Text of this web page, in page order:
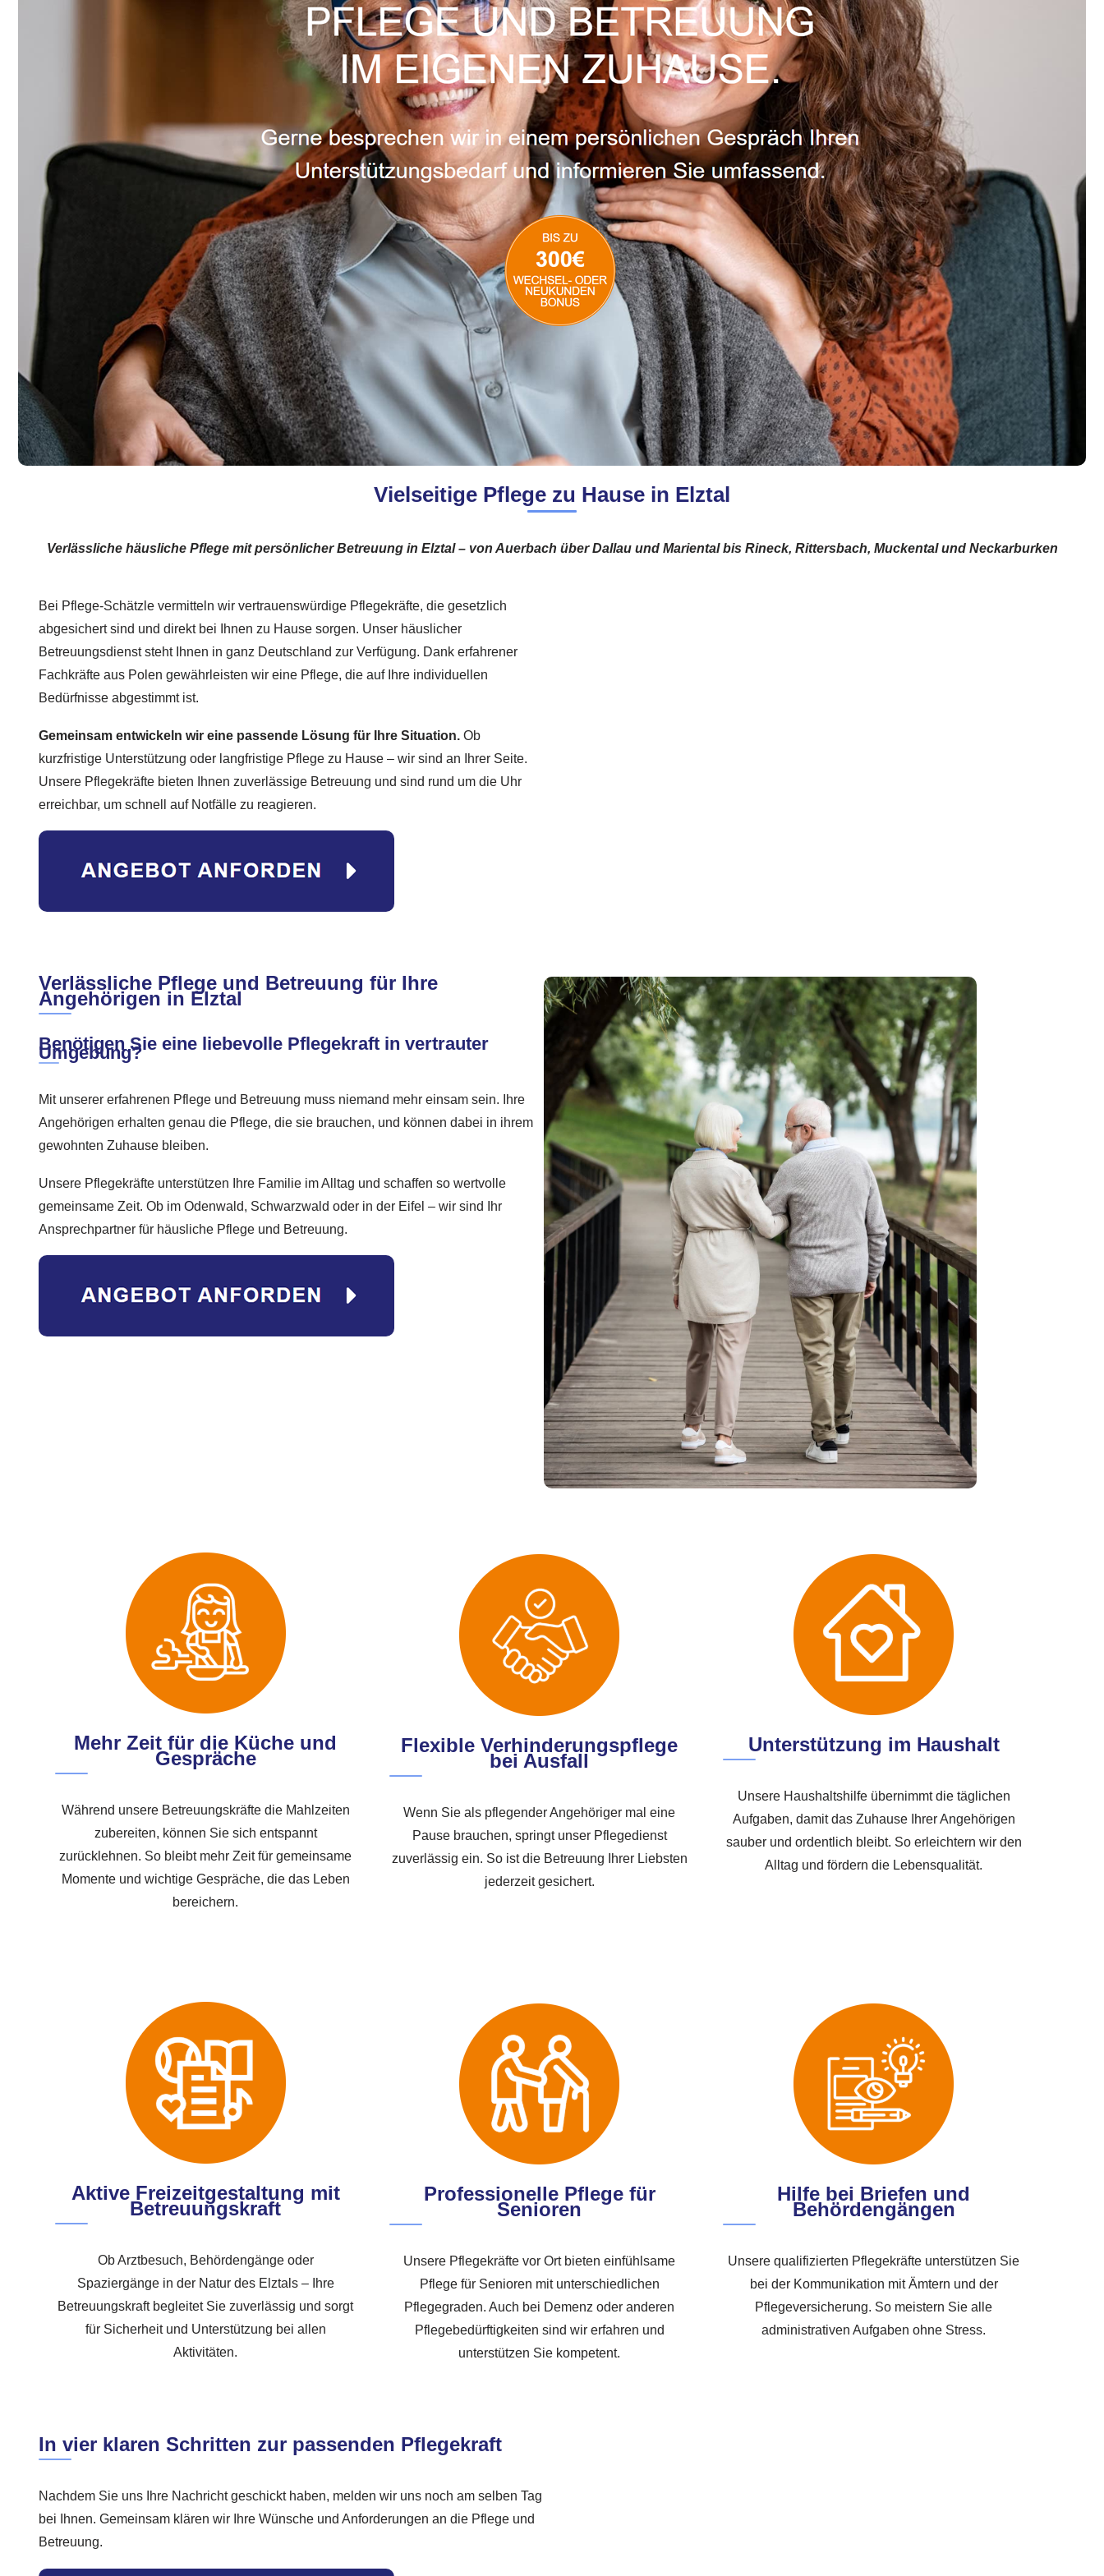
Vielseitige Pflege zu Hause in Elztal
Verlässliche häusliche Pflege mit persönlicher Betreuung in Elztal – von Auerbach über Dallau und Mariental bis Rineck, Rittersbach, Muckental und Neckarburken
Bei Pflege-Schätzle vermitteln wir vertrauenswürdige Pflegekräfte, die gesetzlich
abgesichert sind und direkt bei Ihnen zu Hause sorgen. Unser häuslicher
Betreuungsdienst steht Ihnen in ganz Deutschland zur Verfügung. Dank erfahrener
Fachkräfte aus Polen gewährleisten wir eine Pflege, die auf Ihre individuellen
Bedürfnisse abgestimmt ist.
Gemeinsam entwickeln wir eine passende Lösung für Ihre Situation. Ob
kurzfristige Unterstützung oder langfristige Pflege zu Hause – wir sind an Ihrer Seite.
Unsere Pflegekräfte bieten Ihnen zuverlässige Betreuung und sind rund um die Uhr
erreichbar, um schnell auf Notfälle zu reagieren.
Verlässliche Pflege und Betreuung für Ihre
Angehörigen in Elztal
Benötigen Sie eine liebevolle Pflegekraft in vertrauter
Umgebung?
Mit unserer erfahrenen Pflege und Betreuung muss niemand mehr einsam sein. Ihre
Angehörigen erhalten genau die Pflege, die sie brauchen, und können dabei in ihrem
gewohnten Zuhause bleiben.
Unsere Pflegekräfte unterstützen Ihre Familie im Alltag und schaffen so wertvolle
gemeinsame Zeit. Ob im Odenwald, Schwarzwald oder in der Eifel – wir sind Ihr
Ansprechpartner für häusliche Pflege und Betreuung.
Mehr Zeit für die Küche und
Gespräche
Während unsere Betreuungskräfte die Mahlzeiten
zubereiten, können Sie sich entspannt
zurücklehnen. So bleibt mehr Zeit für gemeinsame
Momente und wichtige Gespräche, die das Leben
bereichern.
Flexible Verhinderungspflege
bei Ausfall
Wenn Sie als pflegender Angehöriger mal eine
Pause brauchen, springt unser Pflegedienst
zuverlässig ein. So ist die Betreuung Ihrer Liebsten
jederzeit gesichert.
Unterstützung im Haushalt
Unsere Haushaltshilfe übernimmt die täglichen
Aufgaben, damit das Zuhause Ihrer Angehörigen
sauber und ordentlich bleibt. So erleichtern wir den
Alltag und fördern die Lebensqualität.
Aktive Freizeitgestaltung mit
Betreuungskraft
Ob Arztbesuch, Behördengänge oder
Spaziergänge in der Natur des Elztals – Ihre
Betreuungskraft begleitet Sie zuverlässig und sorgt
für Sicherheit und Unterstützung bei allen
Aktivitäten.
Professionelle Pflege für
Senioren
Unsere Pflegekräfte vor Ort bieten einfühlsame
Pflege für Senioren mit unterschiedlichen
Pflegegraden. Auch bei Demenz oder anderen
Pflegebedürftigkeiten sind wir erfahren und
unterstützen Sie kompetent.
Hilfe bei Briefen und
Behördengängen
Unsere qualifizierten Pflegekräfte unterstützen Sie
bei der Kommunikation mit Ämtern und der
Pflegeversicherung. So meistern Sie alle
administrativen Aufgaben ohne Stress.
In vier klaren Schritten zur passenden Pflegekraft
Nachdem Sie uns Ihre Nachricht geschickt haben, melden wir uns noch am selben Tag
bei Ihnen. Gemeinsam klären wir Ihre Wünsche und Anforderungen an die Pflege und
Betreuung.